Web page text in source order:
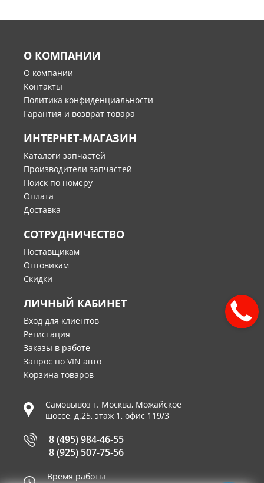
О КОМПАНИИ
О компании
Контакты
Политика конфиденциальности
Гарантия и возврат товара
ИНТЕРНЕТ-МАГАЗИН
Каталоги запчастей
Производители запчастей
Поиск по номеру
Оплата
Доставка
СОТРУДНИЧЕСТВО
Поставщикам
Оптовикам
Скидки
ЛИЧНЫЙ КАБИНЕТ
Вход для клиентов
Регистация
Заказы в работе
Запрос по VIN авто
Корзина товаров
Самовывоз г. Москва, Можайское
шоссе, д.25, этаж 1, офис 119/3
8 (495) 984-46-55
8 (925) 507-75-56
Время работы